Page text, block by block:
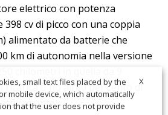
elettrico con potenza
398 cv di picco con una coppia
alimentato da batterie che
km di autonomia nella versione
ricarica  no all’80 per cento diX
small text files placed by the
mobile device, which automatically
that the user does not provide